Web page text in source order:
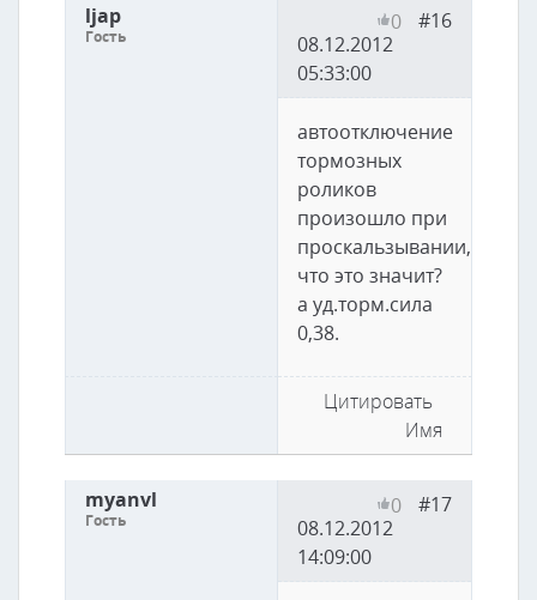
ljap
Гость
#16
0
08.12.2012
05:33:00
автоотключение
тормозных
роликов
произошло при
проскальзывании,
что это значит?
а уд.торм.сила
0,38.
Цитировать
Имя
myanvl
Гость
#17
0
08.12.2012
14:09:00